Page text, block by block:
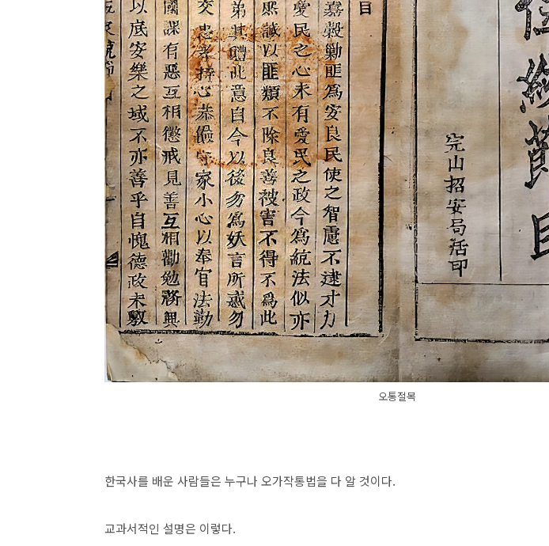
오통절목
한국사를 배운 사람들은 누구나 오가작통법을 다 알 것이다.
교과서적인 설명은 이렇다.